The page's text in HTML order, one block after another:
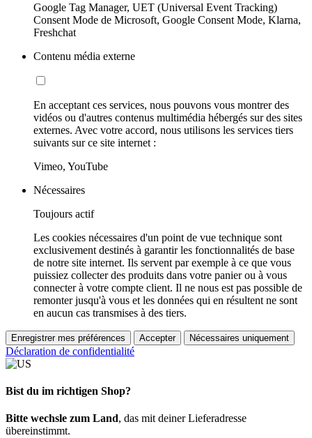
Google Tag Manager, UET (Universal Event Tracking)
Consent Mode de Microsoft, Google Consent Mode, Klarna,
Freshchat
Contenu média externe
En acceptant ces services, nous pouvons vous montrer des
vidéos ou d'autres contenus multimédia hébergés sur des sites
externes. Avec votre accord, nous utilisons les services tiers
suivants sur ce site internet :
Vimeo, YouTube
Nécessaires
Toujours actif
Les cookies nécessaires d'un point de vue technique sont
exclusivement destinés à garantir les fonctionnalités de base
de notre site internet. Ils servent par exemple à ce que vous
puissiez collecter des produits dans votre panier ou à vous
connecter à votre compte client. Il ne nous est pas possible de
remonter jusqu'à vous et les données qui en résultent ne sont
en aucun cas transmises à des tiers.
Enregistrer mes préférences Accepter Nécessaires uniquement
Déclaration de confidentialité
Bist du im richtigen Shop?
Bitte wechsle zum Land, das mit deiner Lieferadresse
übereinstimmt.